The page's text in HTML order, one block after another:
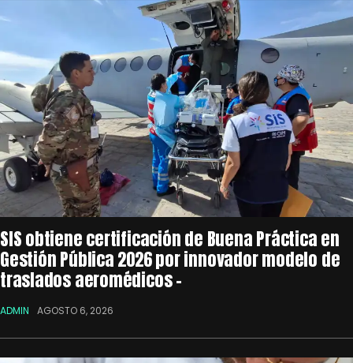
SIS obtiene certificación de Buena Práctica en
Gestión Pública 2026 por innovador modelo de
traslados aeromédicos –
ADMIN AGOSTO 6, 2026